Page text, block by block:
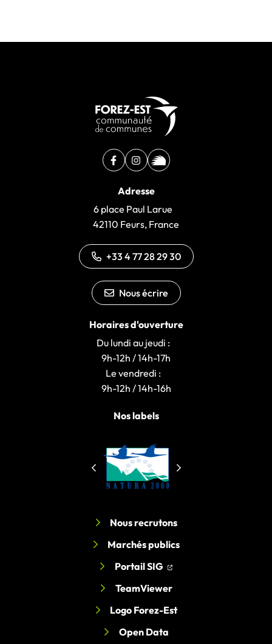
Facebook
(ouverture dans un nouvel onglet)
Instagram
(ouverture dans un nouvel
illiwap
(ouverture dans un nouvel
Adresse
6 place Paul Larue
42110 Feurs, France
+33 4 77 28 29 30
Nous écrire
Horaires d'ouverture
Du lundi au jeudi :
9h-12h / 14h-17h
Le vendredi :
9h-12h / 14h-16h
Nos labels
Nous recrutons
Marchés publics
Portail SIG (ouverture dans un
(ouverture dans un
TeamViewer
Logo Forez-Est
Open Data